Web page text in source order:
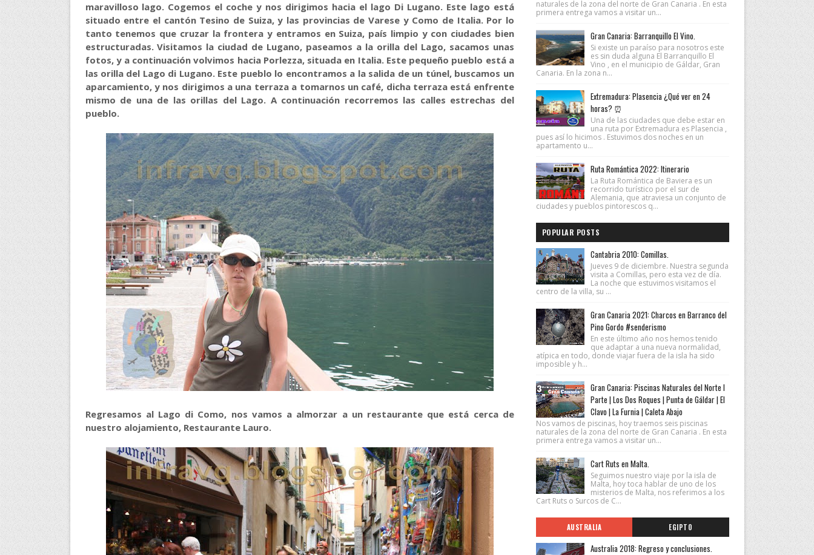
maravilloso lago. Cogemos el coche y nos dirigimos hacia el lago Di Lugano. Este lago está
situado entre el cantón Tesino de Suiza, y las provincias de Varese y Como de Italia. Por lo
tanto tenemos que cruzar la frontera y entramos en Suiza, país limpio y con ciudades bien
estructuradas. Visitamos la ciudad de Lugano, paseamos a la orilla del Lago, sacamos unas
fotos, y a continuación volvimos hacia Porlezza, situada en Italia. Este pequeño pueblo está a
las orilla del Lago di Lugano. Este pueblo lo encontramos a la salida de un túnel, buscamos un
aparcamiento, y nos dirigimos a una terraza a tomarnos un café, dicha terraza está enfrente
mismo de una de las orillas del Lago. A continuación recorremos las calles estrechas del
pueblo.
Regresamos al Lago di Como, nos vamos a almorzar a un restaurante que está cerca de
nuestro alojamiento, Restaurante Lauro.
naturales de la zona del norte de Gran Canaria . En esta
primera entrega vamos a visitar un...
Gran Canaria: Barranquillo El Vino.
Si existe un paraíso para nosotros este
es sin duda alguna El Barranquillo El
Vino , en el municipio de Gáldar, Gran
Canaria. En la zona n...
Extremadura: Plasencia ¿Qué ver en 24
horas? ⏰
Una de las ciudades que debe estar en
una ruta por Extremadura es Plasencia ,
pues así lo hicimos . Estuvimos dos noches en un
apartamento u...
Ruta Romántica 2022: Itinerario
La Ruta Romántica de Baviera es un
recorrido turístico por el sur de
Alemania, que atraviesa un conjunto de
ciudades y pueblos pintorescos q...
POPULAR POSTS
Cantabria 2010: Comillas.
Jueves 9 de diciembre. Nuestra segunda
visita a Comillas, pero esta vez de día.
La noche que estuvimos visitamos el
centro de la villa, su ...
Gran Canaria 2021: Charcos en Barranco del
Pino Gordo #senderismo
En este último año nos hemos tenido
que adaptar a una nueva normalidad,
atípica en todo, donde viajar fuera de la isla ha sido
imposible y h...
Gran Canaria: Piscinas Naturales del Norte I
Parte | Los Dos Roques | Punta de Gáldar | El
Clavo | La Furnia | Caleta Abajo
Nos vamos de piscinas, hoy traemos seis piscinas
naturales de la zona del norte de Gran Canaria . En esta
primera entrega vamos a visitar un...
Cart Ruts en Malta.
Seguimos nuestro viaje por la isla de
Malta, hoy toca hablar de uno de los
misterios de Malta, nos referimos a los
Cart Ruts o Surcos de C...
AUSTRALIA EGIPTO
Australia 2018: Regreso y conclusiones.